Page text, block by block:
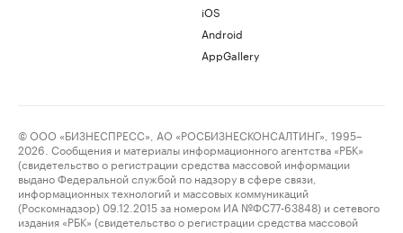
iOS
Android
AppGallery
© ООО «БИЗНЕСПРЕСС», АО «РОСБИЗНЕСКОНСАЛТИНГ», 1995–
2026. Сообщения и материалы информационного агентства «РБК»
(свидетельство о регистрации средства массовой информации
выдано Федеральной службой по надзору в сфере связи,
информационных технологий и массовых коммуникаций
(Роскомнадзор) 09.12.2015 за номером ИА №ФС77-63848) и сетевого
издания «РБК» (свидетельство о регистрации средства массовой